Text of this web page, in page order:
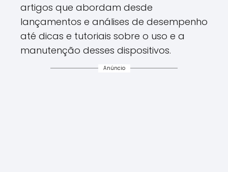
artigos que abordam desde
lançamentos e análises de desempenho
até dicas e tutoriais sobre o uso e a
manutenção desses dispositivos.
Anúncio